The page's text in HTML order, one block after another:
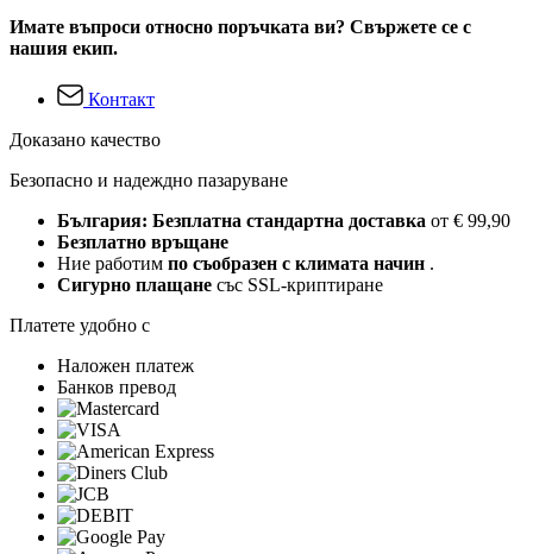
Имате въпроси относно поръчката ви? Свържете се с
нашия екип.
Контакт
Доказано качество
Безопасно и надеждно пазаруване
България: Безплатна стандартна доставка от € 99,90
Безплатно връщане
Ние работим по съобразен с климата начин .
Сигурно плащане със SSL-криптиране
Платете удобно с
Наложен платеж
Банков превод